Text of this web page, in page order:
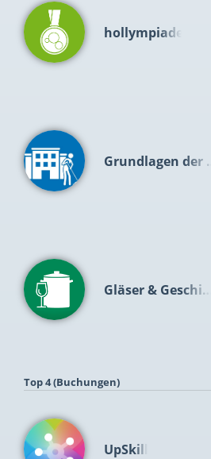
hollympiade
Grundlagen der …
Gläser & Geschi…
Top 4 (Buchungen)
UpSkill